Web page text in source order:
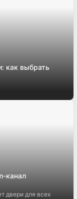
как выбрать
канал
двери для всех